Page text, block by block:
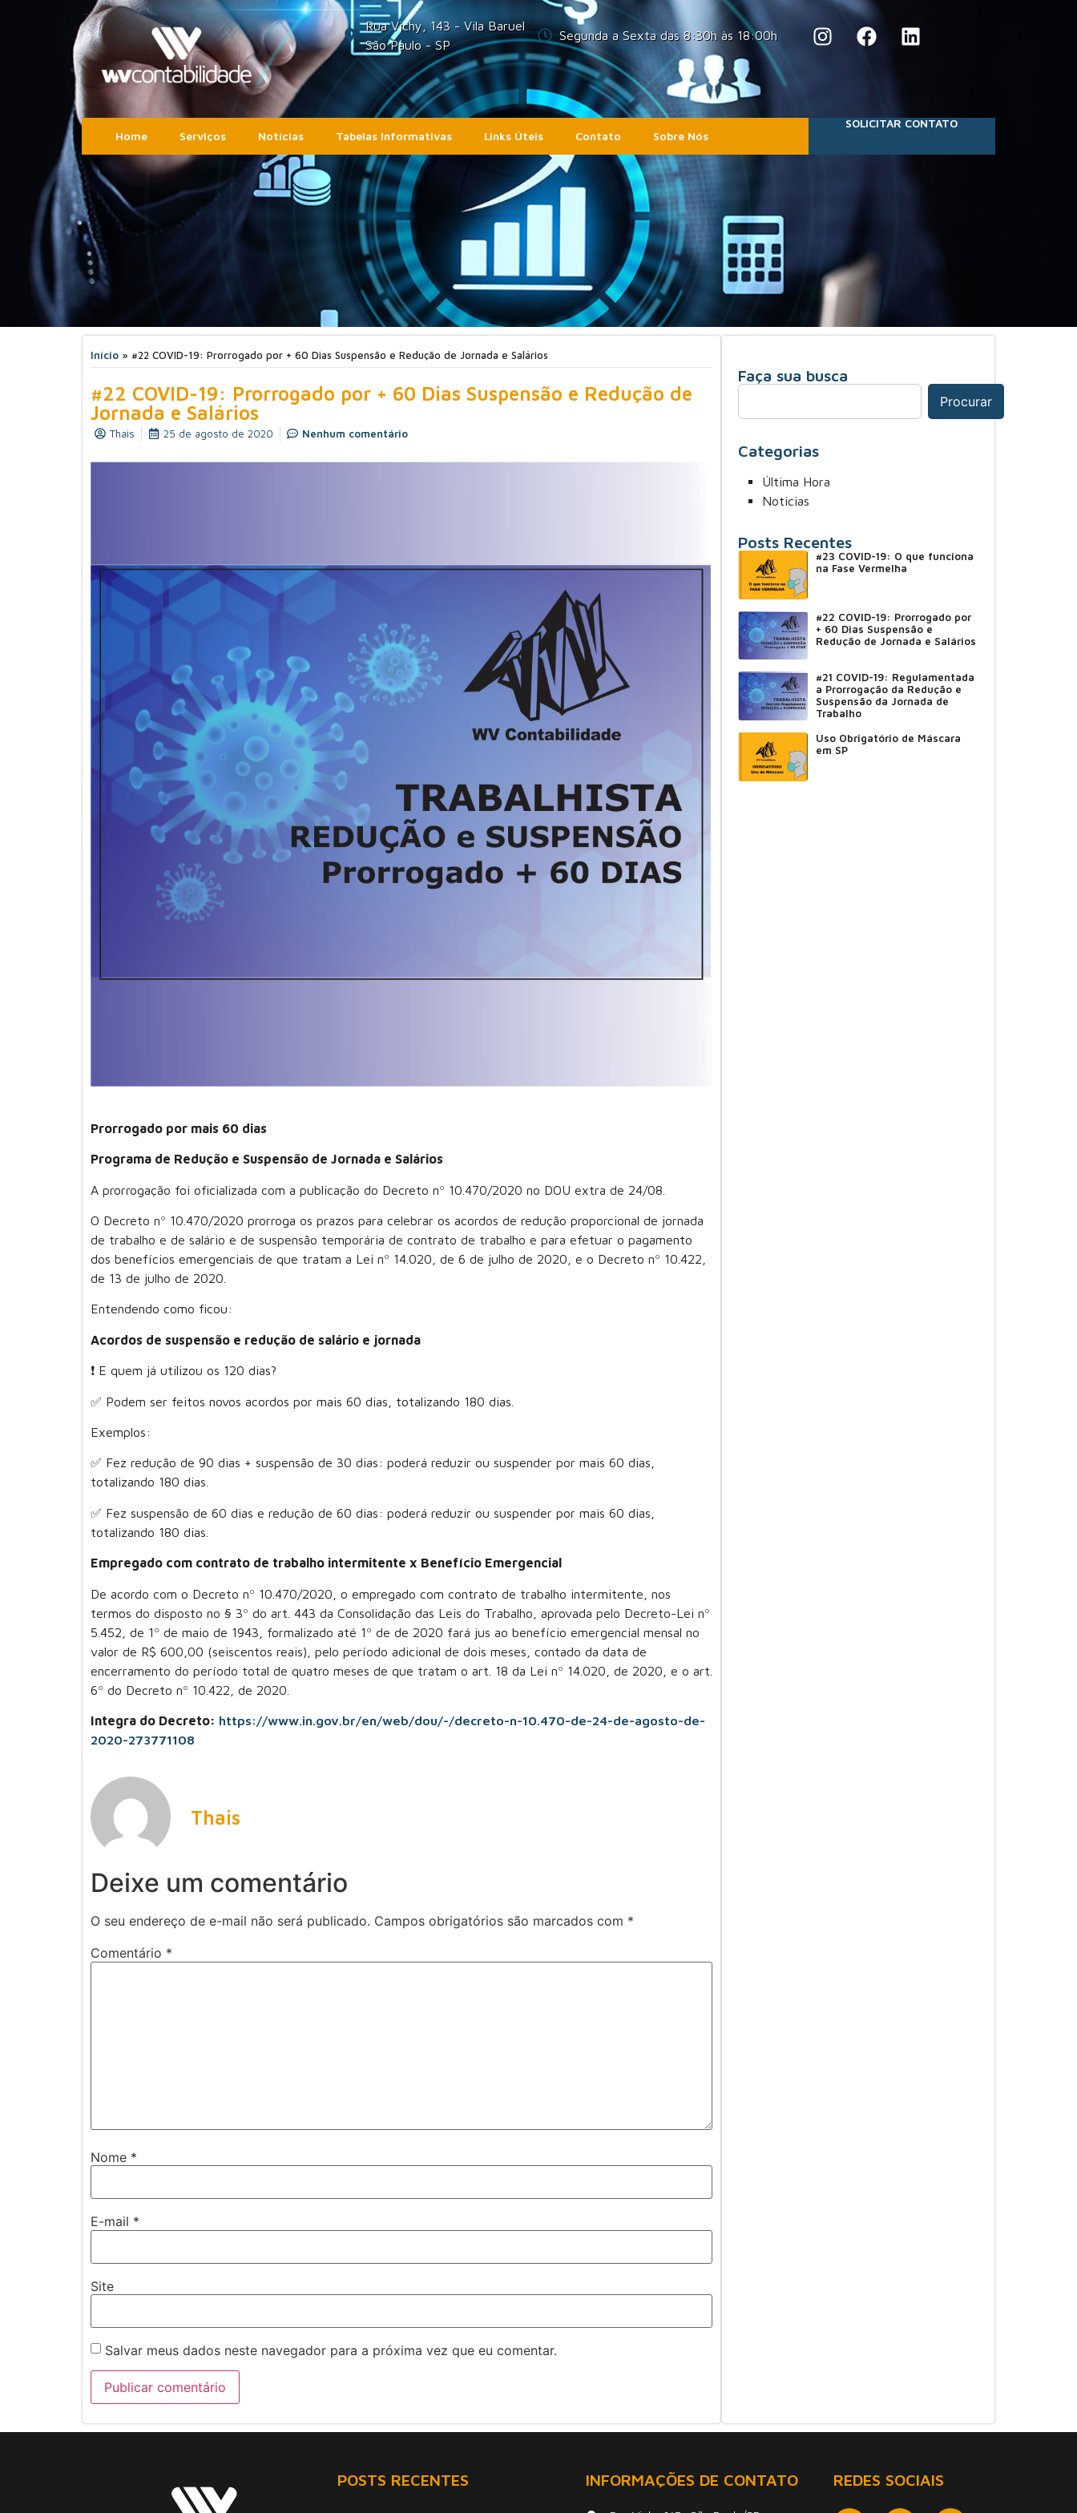
Rua Vichy, 143 - Vila Baruel
São Paulo - SP
Segunda a Sexta das 8:30h às 18:00h
Home Serviços Notícias Tabelas Informativas Links Úteis Contato Sobre Nós
SOLICITAR CONTATO
Início » #22 COVID-19: Prorrogado por + 60 Dias Suspensão e Redução de Jornada e Salários
#22 COVID-19: Prorrogado por + 60 Dias Suspensão e Redução de
Jornada e Salários
Thais 25 de agosto de 2020 Nenhum comentário
Prorrogado por mais 60 dias
Programa de Redução e Suspensão de Jornada e Salários
A prorrogação foi oficializada com a publicação do Decreto nº 10.470/2020 no DOU extra de 24/08.
O Decreto nº 10.470/2020 prorroga os prazos para celebrar os acordos de redução proporcional de jornada
de trabalho e de salário e de suspensão temporária de contrato de trabalho e para efetuar o pagamento
dos benefícios emergenciais de que tratam a Lei nº 14.020, de 6 de julho de 2020, e o Decreto nº 10.422,
de 13 de julho de 2020.
Entendendo como ficou:
Acordos de suspensão e redução de salário e jornada
❗ E quem já utilizou os 120 dias?
✅ Podem ser feitos novos acordos por mais 60 dias, totalizando 180 dias.
Exemplos:
✅ Fez redução de 90 dias + suspensão de 30 dias: poderá reduzir ou suspender por mais 60 dias,
totalizando 180 dias.
✅ Fez suspensão de 60 dias e redução de 60 dias: poderá reduzir ou suspender por mais 60 dias,
totalizando 180 dias.
Empregado com contrato de trabalho intermitente x Benefício Emergencial
De acordo com o Decreto nº 10.470/2020, o empregado com contrato de trabalho intermitente, nos
termos do disposto no § 3º do art. 443 da Consolidação das Leis do Trabalho, aprovada pelo Decreto-Lei nº
5.452, de 1º de maio de 1943, formalizado até 1º de de 2020 fará jus ao benefício emergencial mensal no
valor de R$ 600,00 (seiscentos reais), pelo período adicional de dois meses, contado da data de
encerramento do período total de quatro meses de que tratam o art. 18 da Lei nº 14.020, de 2020, e o art.
6º do Decreto nº 10.422, de 2020.
Integra do Decreto: https://www.in.gov.br/en/web/dou/-/decreto-n-10.470-de-24-de-agosto-de-
2020-273771108
Thais
Deixe um comentário
O seu endereço de e-mail não será publicado. Campos obrigatórios são marcados com *
Comentário *
Nome *
E-mail *
Site
Salvar meus dados neste navegador para a próxima vez que eu comentar.
Faça sua busca
Procurar
Categorias
Última Hora
Noticias
Posts Recentes
#23 COVID-19: O que funciona
na Fase Vermelha
#22 COVID-19: Prorrogado por
+ 60 Dias Suspensão e
Redução de Jornada e Salários
#21 COVID-19: Regulamentada
a Prorrogação da Redução e
Suspensão da Jornada de
Trabalho
Uso Obrigatório de Máscara
em SP
POSTS RECENTES INFORMAÇÕES DE CONTATO REDES SOCIAIS